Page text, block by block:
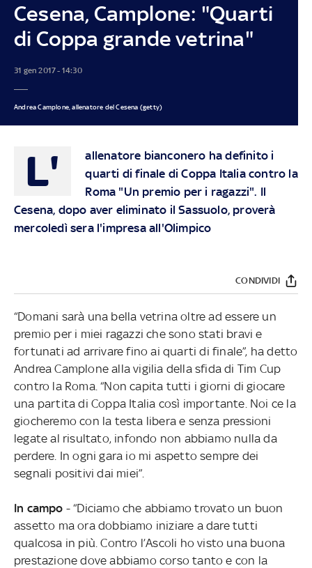
Cesena, Camplone: "Quarti
di Coppa grande vetrina"
31 gen 2017 - 14:30
Andrea Camplone, allenatore del Cesena (getty)
L'
allenatore bianconero ha definito i
quarti di finale di Coppa Italia contro la
Roma "Un premio per i ragazzi". Il
Cesena, dopo aver eliminato il Sassuolo, proverà
mercoledì sera l'impresa all'Olimpico
CONDIVIDI
“Domani sarà una bella vetrina oltre ad essere un
premio per i miei ragazzi che sono stati bravi e
fortunati ad arrivare fino ai quarti di finale”, ha detto
Andrea Camplone alla vigilia della sfida di Tim Cup
contro la Roma. “Non capita tutti i giorni di giocare
una partita di Coppa Italia così importante. Noi ce la
giocheremo con la testa libera e senza pressioni
legate al risultato, infondo non abbiamo nulla da
perdere. In ogni gara io mi aspetto sempre dei
segnali positivi dai miei”.
In campo - “Diciamo che abbiamo trovato un buon
assetto ma ora dobbiamo iniziare a dare tutti
qualcosa in più. Contro l’Ascoli ho visto una buona
prestazione dove abbiamo corso tanto e con la